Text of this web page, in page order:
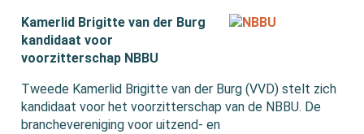
Kamerlid Brigitte van der Burg
kandidaat voor
voorzitterschap NBBU
Tweede Kamerlid Brigitte van der Burg (VVD) stelt zich
kandidaat voor het voorzitterschap van de NBBU. De
branchevereniging voor uitzend- en